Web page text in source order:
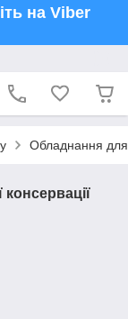
на Viber
Обладнання для